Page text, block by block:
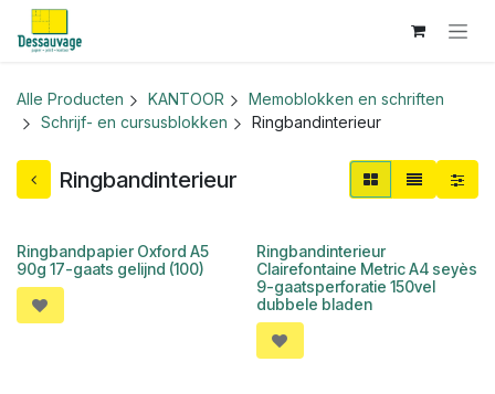
Overslaan naar inhoud
Alle Producten KANTOOR
Memoblokken en schriften
Schrijf- en cursusblokken
Ringbandinterieur
Ringbandinterieur
Ringbandpapier Oxford A5
90g 17-gaats gelijnd (100)
Ringbandinterieur
Clairefontaine Metric A4 seyès
9-gaatsperforatie 150vel
dubbele bladen